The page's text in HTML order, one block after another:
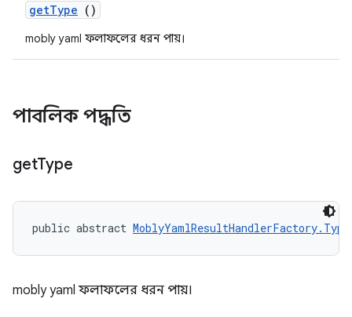
getType ()
mobly yaml ফলাফলের ধরন পায়।
পাবলিক পদ্ধতি
getType
public abstract MoblyYamlResultHandlerFactory.Type
mobly yaml ফলাফলের ধরন পায়।